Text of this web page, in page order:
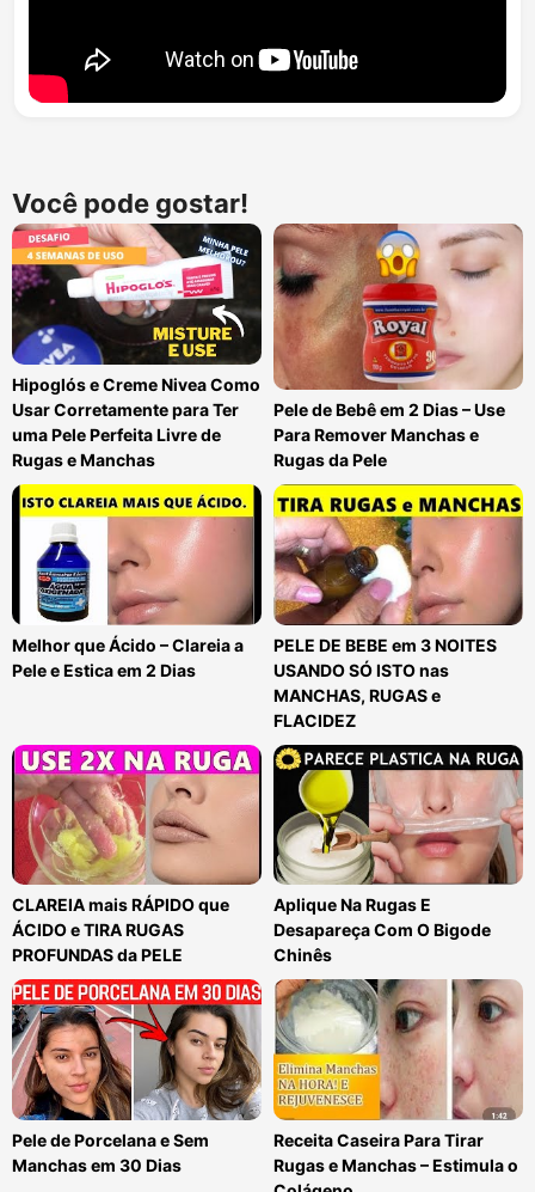
Você pode gostar!
Hipoglós e Creme Nivea Como
Usar Corretamente para Ter
uma Pele Perfeita Livre de
Rugas e Manchas
Pele de Bebê em 2 Dias – Use
Para Remover Manchas e
Rugas da Pele
Melhor que Ácido – Clareia a
Pele e Estica em 2 Dias
PELE DE BEBE em 3 NOITES
USANDO SÓ ISTO nas
MANCHAS, RUGAS e
FLACIDEZ
CLAREIA mais RÁPIDO que
ÁCIDO e TIRA RUGAS
PROFUNDAS da PELE
Aplique Na Rugas E
Desapareça Com O Bigode
Chinês
Pele de Porcelana e Sem
Manchas em 30 Dias
Receita Caseira Para Tirar
Rugas e Manchas – Estimula o